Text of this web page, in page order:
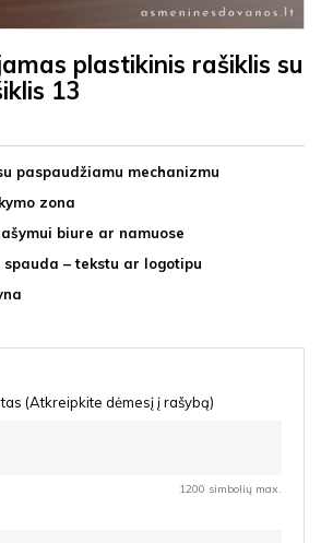
plastikinis rašiklis su
13
paspaudžiamu mechanizmu
zona
biure ar namuose
– tekstu ar logotipu
(Atkreipkite dėmesį į rašybą)
1200 simbolių max.